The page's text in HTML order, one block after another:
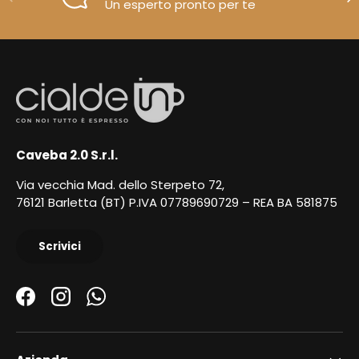
Un esperto pronto per te
Caveba 2.0 S.r.l.
Via vecchia Mad. dello Sterpeto 72,
76121 Barletta (BT) P.IVA 07789690729 – REA BA 581875
Scrivici
FacebookInstagramWhatsApp